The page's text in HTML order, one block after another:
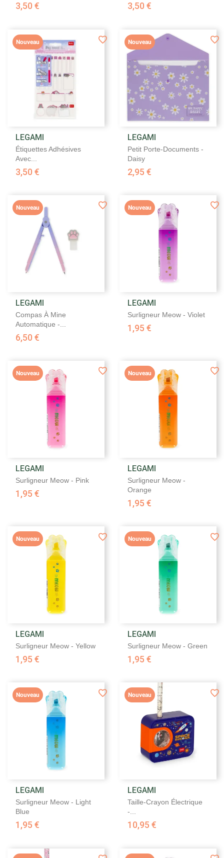
3,50 € 3,50 €
LEGAMI
Étiquettes Adhésives
Avec...
3,50 €
Nouveau
LEGAMI
Petit Porte-Documents -
Daisy
2,95 €
Nouveau
LEGAMI
Compas À Mine
Automatique -...
6,50 €
Nouveau
LEGAMI
Surligneur Meow - Violet
1,95 €
Nouveau
LEGAMI
Surligneur Meow - Pink
1,95 €
Nouveau
LEGAMI
Surligneur Meow -
Orange
1,95 €
Nouveau
LEGAMI
Surligneur Meow - Yellow
1,95 €
Nouveau
LEGAMI
Surligneur Meow - Green
1,95 €
Nouveau
LEGAMI
Surligneur Meow - Light
Blue
1,95 €
Nouveau
LEGAMI
Taille-Crayon Électrique
-...
10,95 €
Nouveau